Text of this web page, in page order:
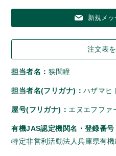
新規メ
注文表
担当者名： 狭間瞳
担当者名(フリガナ)：ハザマヒ
屋号(フリガナ)： エヌエフファ
有機JAS認定機関名・登録番号
特定非営利活動法人兵庫県有